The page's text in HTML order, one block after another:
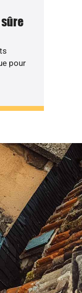
pour